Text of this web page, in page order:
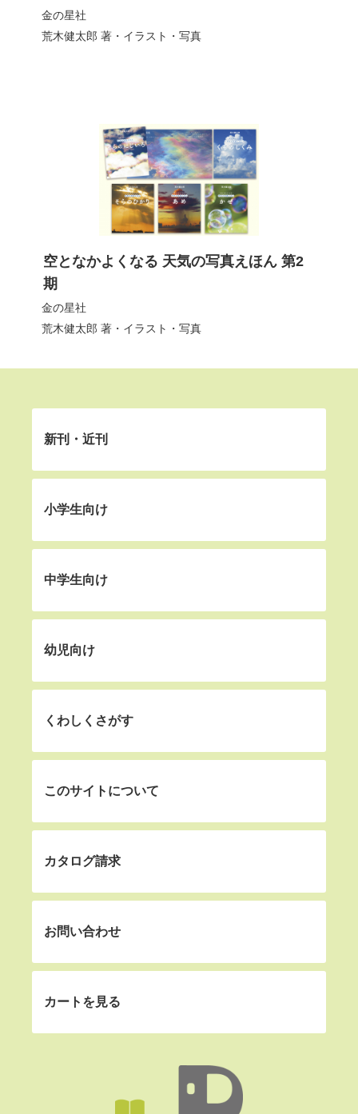
金の星社
荒木健太郎 著・イラスト・写真
空となかよくなる 天気の写真えほん 第2
期
金の星社
荒木健太郎 著・イラスト・写真
新刊・近刊
小学生向け
中学生向け
幼児向け
くわしくさがす
このサイトについて
カタログ請求
お問い合わせ
カートを見る